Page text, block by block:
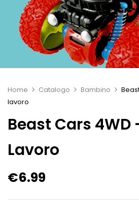
Home Catalogo Bambino
lavoro
Beast Cars 4WD
Lavoro
€6.99